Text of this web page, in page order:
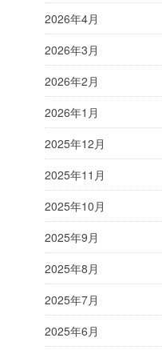
2026年4月
2026年3月
2026年2月
2026年1月
2025年12月
2025年11月
2025年10月
2025年9月
2025年8月
2025年7月
2025年6月